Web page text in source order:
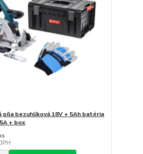
píla bezuhlíková 18V + 5Ah batéria
+ box